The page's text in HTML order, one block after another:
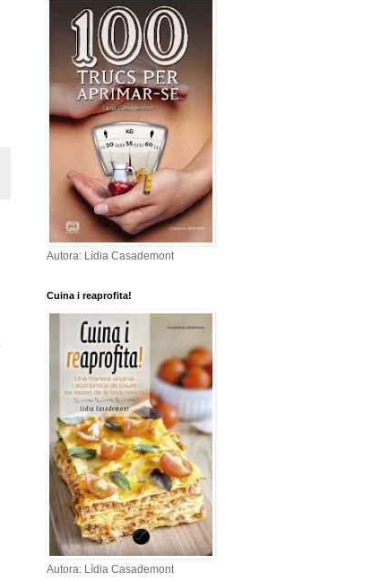
Autora: Lídia Casademont
Cuina i reaprofita!
Autora: Lídia Casademont